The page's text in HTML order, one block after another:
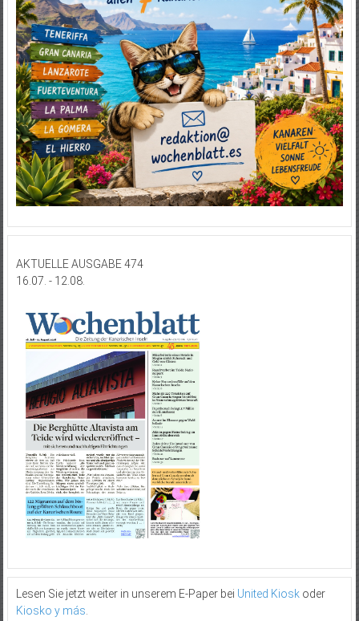
AKTUELLE AUSGABE 474
16.07. - 12.08.
Lesen Sie jetzt weiter in unserem E-Paper bei United Kioskoder
Kiosko y más.